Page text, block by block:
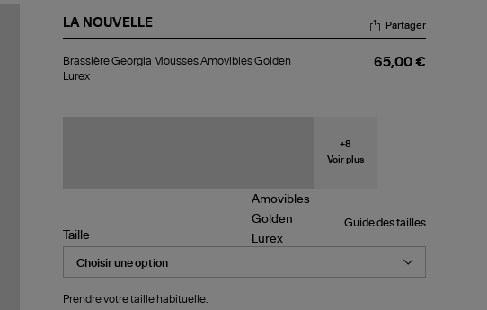
LA NOUVELLE
Georgia
Mousses
Partager
Brassière Georgia Mousses Amovibles Golden
Lurex
65,00 €
+8
Voir plus
Guide des tailles
Taille
Prendre votre taille habituelle.